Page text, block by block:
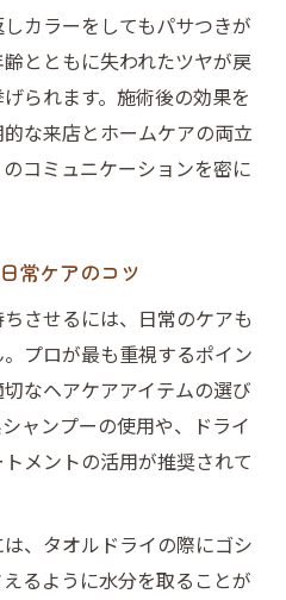
カラーをしてもパサつきが
とともに失われたツヤが戻
られます。施術後の効果を
な来店とホームケアの両立
コミュニケーションを密に
常ケアのコツ
させるには、日常のケアも
プロが最も重視するポイン
なヘアケアアイテムの選び
ャンプーの使用や、ドライ
メントの活用が推奨されて
、タオルドライの際にゴシ
るように水分を取ることが